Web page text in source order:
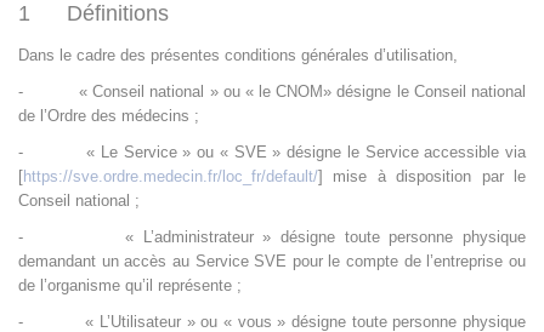
1 Définitions
Dans le cadre des présentes conditions générales d’utilisation,
-
« Conseil national » ou « le CNOM» désigne le Conseil national
de l’Ordre des médecins ;
-
« Le Service » ou « SVE » désigne le Service accessible via
[https://sve.ordre.medecin.fr/loc_fr/default/] mise à disposition par le
Conseil national ;
-
« L’administrateur » désigne toute personne physique
demandant un accès au Service SVE pour le compte de l’entreprise ou
de l’organisme qu’il représente ;
-
« L’Utilisateur » ou « vous » désigne toute personne physique